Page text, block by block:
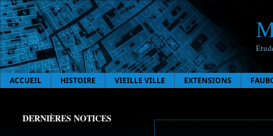
ACCUEIL HISTOIRE VIEILLE VILLE EXTENSIONS
DERNIÈRES NOTICES